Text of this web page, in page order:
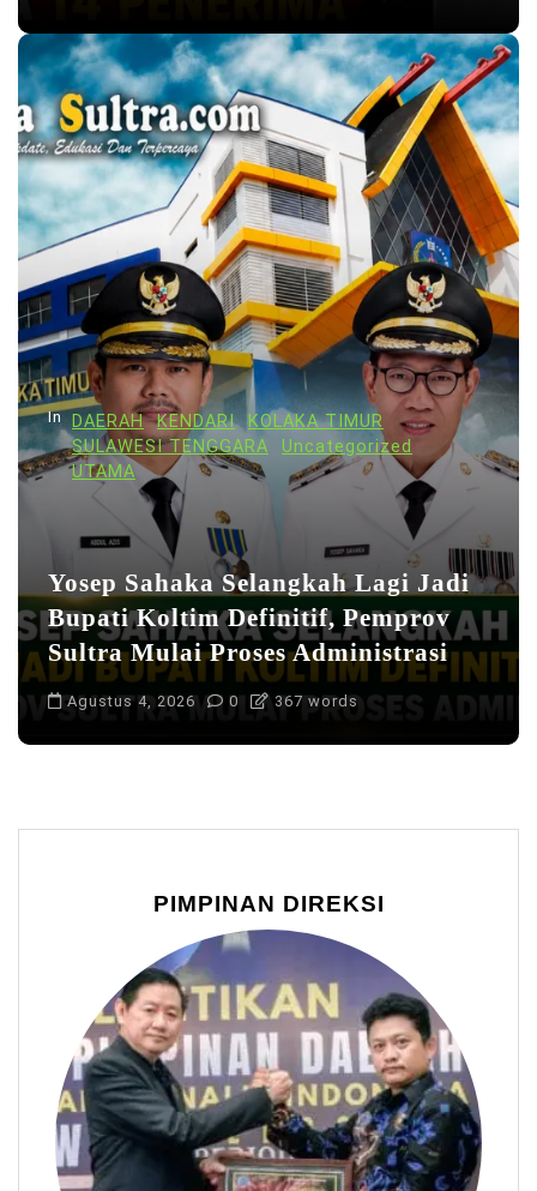
In DAERAH KENDARI
KOLAKA TIMUR
SULAWESI TENGGARA
Uncategorized
UTAMA
Yosep Sahaka Selangkah Lagi Jadi
Bupati Koltim Definitif, Pemprov
Sultra Mulai Proses Administrasi
Agustus 4, 2026 0 367 words
PIMPINAN DIREKSI